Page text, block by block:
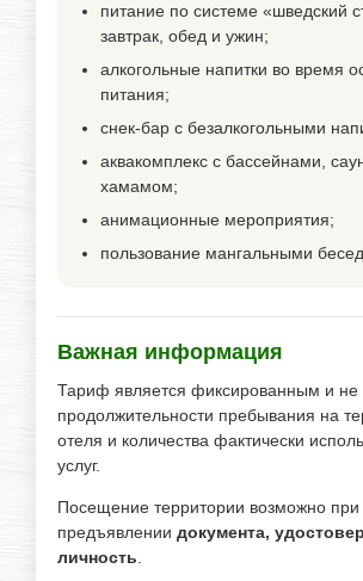
питание по системе «шведский
завтрак, обед и ужин;
алкогольные напитки во время
питания;
снек-бар с безалкогольными
аквакомплекс с бассейнами,
хамамом;
анимационные мероприятия;
пользование мангальными
Важная информация
Тариф является фиксированным и не
продолжительности пребывания на
отеля и количества фактически
услуг.
Посещение территории возможно при
предъявлении документа,
личность.